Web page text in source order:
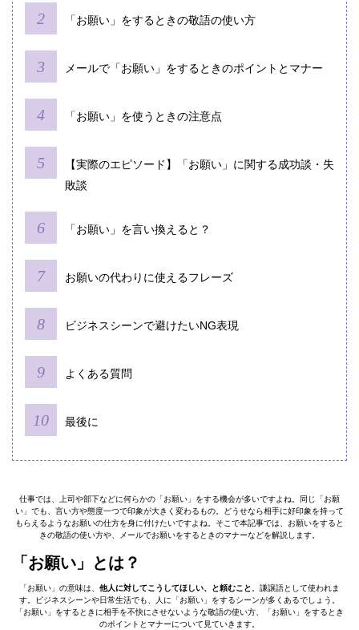
「お願い」をするときの敬語の使い方
メールで「お願い」をするときのポイントとマナー
「お願い」を使うときの注意点
【実際のエピソード】「お願い」に関する成功談・失
敗談
「お願い」を言い換えると？
お願いの代わりに使えるフレーズ
ビジネスシーンで避けたいNG表現
よくある質問
最後に
仕事では、上司や部下などに何らかの「お願い」をする機会が多いですよね。同じ「お願
い」でも、言い方や態度一つで印象が大きく変わるもの。どうせなら相手に好印象を持って
もらえるようなお願いの仕方を身に付けたいですよね。そこで本記事では、お願いをすると
きの敬語の使い方や、メールでお願いをするときのマナーなどを解説します。
「お願い」とは？
「お願い」の意味は、 他人に対してこうしてほしい、と頼むこと 。謙譲語として使われま
す。ビジネスシーンや日常生活でも、人に「お願い」をするシーンが多くあるでしょう。
「お願い」をするときに相手を不快にさせないような敬語の使い方、「お願い」をするとき
のポイントとマナーについて見ていきます。